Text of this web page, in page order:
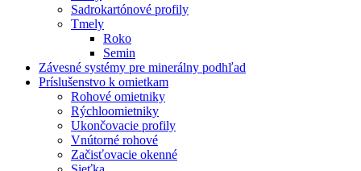
Sadrokartónové profily
Tmely
Roko
Semin
Závesné systémy pre minerálny podhľad
Príslušenstvo k omietkam
Rohové omietniky
Rýchloomietniky
Ukončovacie profily
Vnútorné rohové
Začisťovacie okenné